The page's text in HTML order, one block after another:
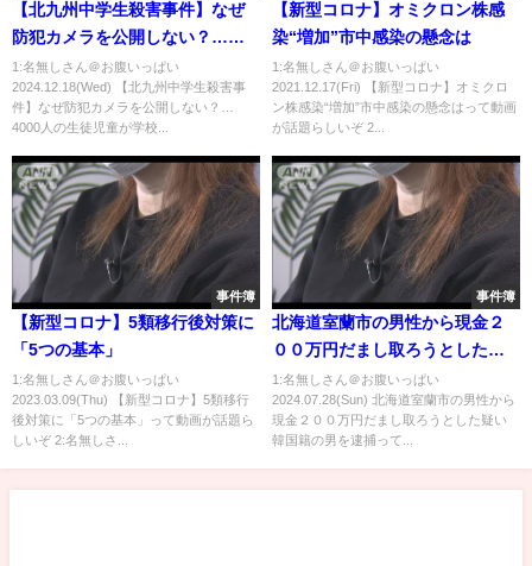
【北九州中学生殺害事件】なぜ
防犯カメラを公開しない？…
4000人の生徒児童が学校を欠席
する大騒動になる【かなえ先
生】
1:名無しさん＠お腹いっぱい
2024.12.18(Wed) 【北九州中学生殺害事
件】なぜ防犯カメラを公開しない？…
4000人の生徒児童が学校...
【新型コロナ】オミクロン株感
染“増加”市中感染の懸念は
1:名無しさん＠お腹いっぱい
2021.12.17(Fri) 【新型コロナ】オミクロ
ン株感染“増加”市中感染の懸念はって動画
が話題らしいぞ 2...
事件簿
【新型コロナ】5類移行後対策に
「5つの基本」
1:名無しさん＠お腹いっぱい
2023.03.09(Thu) 【新型コロナ】5類移行
後対策に「5つの基本」って動画が話題ら
しいぞ 2:名無しさ...
事件簿
北海道室蘭市の男性から現金２
００万円だまし取ろうとした疑
い 韓国籍の男を逮捕
1:名無しさん＠お腹いっぱい
2024.07.28(Sun) 北海道室蘭市の男性から
現金２００万円だまし取ろうとした疑い
韓国籍の男を逮捕って...